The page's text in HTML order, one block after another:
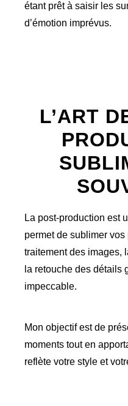
étant prêt à saisir les
d’émotion imprévus.
L’ART
La post-production est
permet de sublimer
traitement des images,
la retouche des détails
impeccable.
Mon objectif est de
moments tout en
reflète votre style et